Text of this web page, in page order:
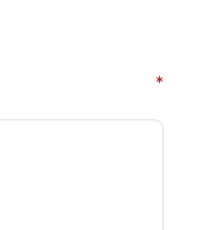
*